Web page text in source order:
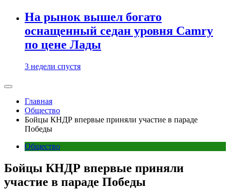
На рынок вышел богато
оснащенный седан уровня Camry
по цене Лады
3 недели спустя
Главная
Общество
Бойцы КНДР впервые приняли участие в параде
Победы
Общество
Бойцы КНДР впервые приняли
участие в параде Победы